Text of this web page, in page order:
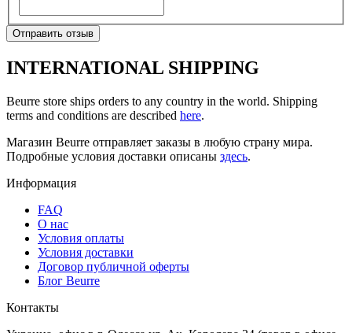
Отправить отзыв
INTERNATIONAL SHIPPING
Beurre store ships orders to any country in the world. Shipping
terms and conditions are described here.
Магазин Beurre отправляет заказы в любую страну мира.
Подробные условия доставки описаны здесь.
Информация
FAQ
O нас
Условия оплаты
Условия доставки
Договор публичной оферты
Блог Beurre
Контакты